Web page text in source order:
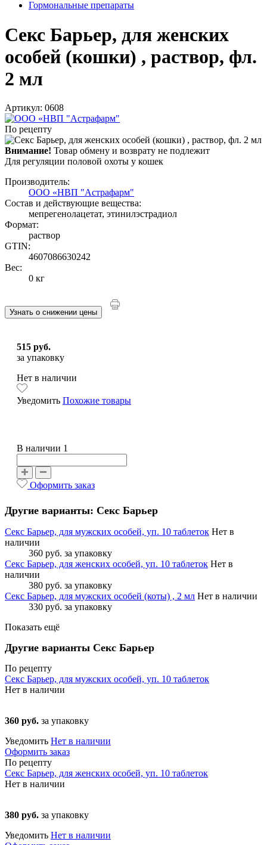
Гормональные препараты
Секс Барьер, для женских
особей (кошки) , раствор, фл.
2 мл
Артикул: 0608
По рецепту
Внимание! Товар обмену и возврату не подлежит
Для регуляции половой охоты у кошек
Производитель:
ООО «НВП "Астрафарм"
Состав и действующие вещества:
мепрегенолацетат, этинилэстрадиол
Формат:
раствор
GTIN:
4607086630242
Вес:
0 кг
Узнать о снижении цены
515 руб.
за упаковку
Нет в наличии
Уведомить Похожие товары
В наличии 1
Оформить заказ
Другие варианты: Секс Барьер
Секс Барьер, для мужских особей, уп. 10 таблеток Нет в
наличии
360 руб. за упаковку
Секс Барьер, для женских особей, уп. 10 таблеток Нет в
наличии
380 руб. за упаковку
Секс Барьер, для мужских особей (коты) , 2 мл Нет в наличии
330 руб. за упаковку
Показать ещё
Другие варианты Секс Барьер
По рецепту
Секс Барьер, для мужских особей, уп. 10 таблеток
Нет в наличии
360 руб. за упаковку
Уведомить Нет в наличии
Оформить заказ
По рецепту
Секс Барьер, для женских особей, уп. 10 таблеток
Нет в наличии
380 руб. за упаковку
Уведомить Нет в наличии